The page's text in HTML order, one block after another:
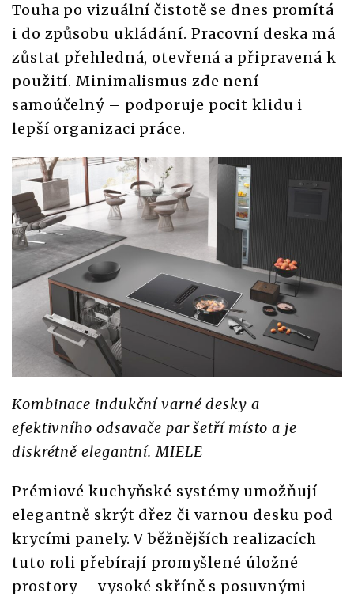
Touha po vizuální čistotě se dnes promítá
i do způsobu ukládání. Pracovní deska má
zůstat přehledná, otevřená a připravená k
použití. Minimalismus zde není
samoúčelný – podporuje pocit klidu i
lepší organizaci práce.
Kombinace indukční varné desky a
efektivního odsavače par šetří místo a je
diskrétně elegantní. MIELE
Prémiové kuchyňské systémy umožňují
elegantně skrýt dřez či varnou desku pod
krycími panely. V běžnějších realizacích
tuto roli přebírají promyšlené úložné
prostory – vysoké skříně s posuvnými